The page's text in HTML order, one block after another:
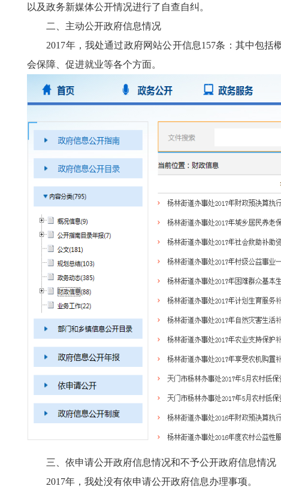
以及政务新媒体公开情况进行了自查自纠。
二、主动公开政府信息情况
2017年，我处通过政府网站公开信息157条：其中包括
会保障、促进就业等各个方面。
三、依申请公开政府信息情况和不予公开政府信息情况
2017年，我处没有依申请公开政府信息办理事项。